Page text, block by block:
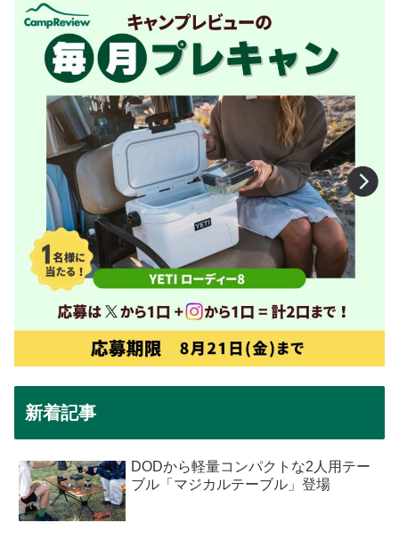
新着記事
DODから軽量コンパクトな2人用テー
ブル「マジカルテーブル」登場